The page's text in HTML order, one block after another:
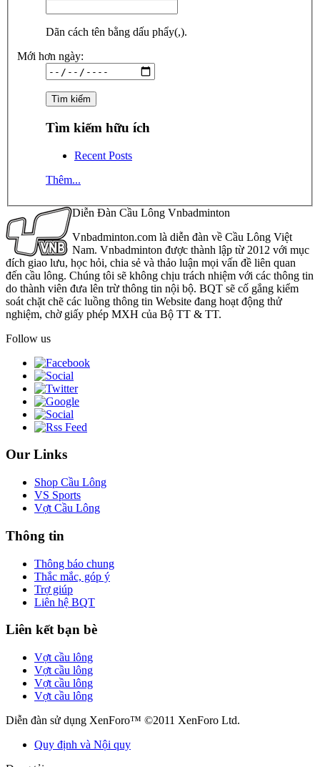
Dãn cách tên bằng dấu phẩy(,).
Mới hơn ngày:
Tìm kiếm hữu ích
Recent Posts
Thêm...
Diễn Đàn Cầu Lông Vnbadminton
Vnbadminton.com là diễn đàn về Cầu Lông Việt
Nam. Vnbadminton được thành lập từ 2012 với mục
đích giao lưu, học hỏi, chia sẻ và thảo luận mọi vấn đề liên quan
đến cầu lông. Chúng tôi sẽ không chịu trách nhiệm với các thông tin
do thành viên đưa lên trừ thông tin nội bộ. BQT sẽ cố gắng kiểm
soát chặt chẽ các luồng thông tin Website đang hoạt động thử
nghiệm, chờ giấy phép MXH của Bộ TT & TT.
Follow us
Our Links
Shop Cầu Lông
VS Sports
Vợt Cầu Lông
Thông tin
Thông báo chung
Thắc mắc, góp ý
Trợ giúp
Liên hệ BQT
Liên kết bạn bè
Vợt cầu lông
Vợt cầu lông
Vợt cầu lông
Vợt cầu lông
Diễn đàn sử dụng XenForo™ ©2011 XenForo Ltd.
Quy định và Nội quy